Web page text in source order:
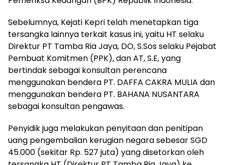
Sebelumnya, Kejati Kepri telah menetapkan tiga
tersangka lainnya terkait kasus ini, yaitu HT selaku
Direktur PT Tamba Ria Jaya, DO, S.Sos selaku Pejabat
Pembuat Komitmen (PPK), dan AT, S.E, yang
bertindak sebagai konsultan perencana
menggunakan bendera PT. DAFFA CAKRA MULIA dan
menggunakan bendera PT. BAHANA NUSANTARA
sebagai konsultan pengawas.
Penyidik juga melakukan penyitaan dan penitipan
uang pengembalian kerugian negara sebesar SGD
45.000 (sekitar Rp. 527 juta) yang disetorkan oleh